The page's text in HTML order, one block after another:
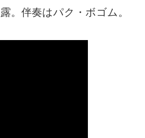
。伴奏はパク・ボゴム。